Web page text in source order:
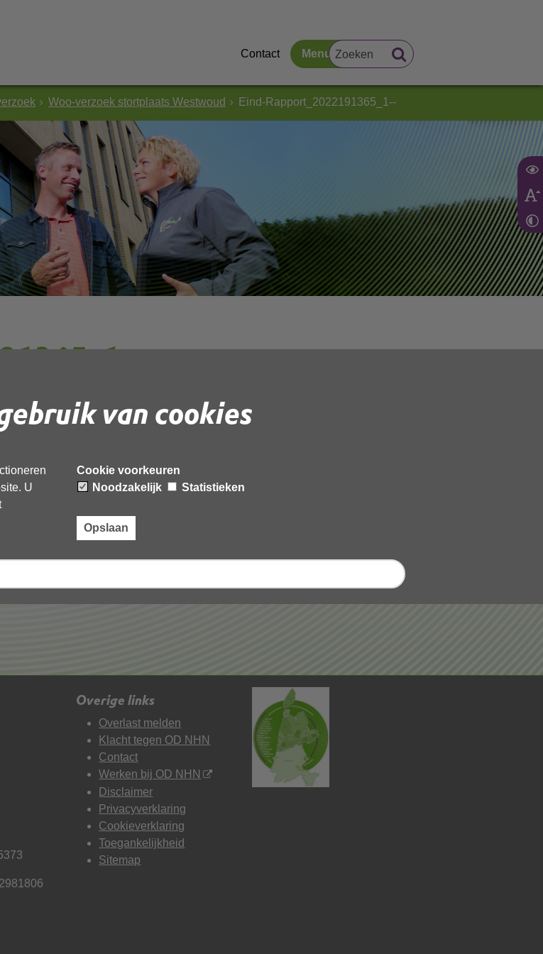
van cookies
U
Cookie voorkeuren
Noodzakelijk
Statistieken
Opslaan
Contact Menu
Woo-verzoek stortplaats Westwoud
Eind-Rapport_2022191365_1--
Laatst gewijzigd: 23 december 2025
Overige links
Overlast melden
Klacht tegen OD NHN
Contact
Werken bij OD NHN
Disclaimer
Privacyverklaring
Cookieverklaring
Toegankelijkheid
Sitemap